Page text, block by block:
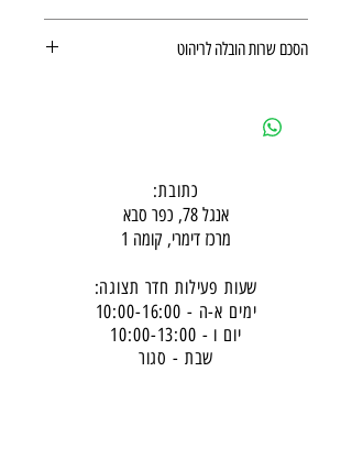
הסכם שרות הובלה לריהוט
כתובת:
אנגל 78, כפר סבא
מרכז דימרי, קומה 1
שעות פעילות חדר תצוגה:
ימים א-ה - 10:00-16: 00
יום ו - 10:00-13:00
שבת - סגור